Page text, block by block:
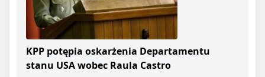
KPP potępia oskarżenia Departamentu
stanu USA wobec Raula Castro